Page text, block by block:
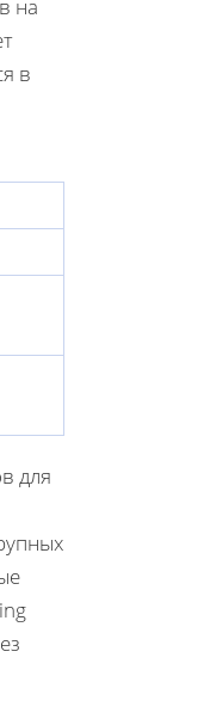
на
в
для